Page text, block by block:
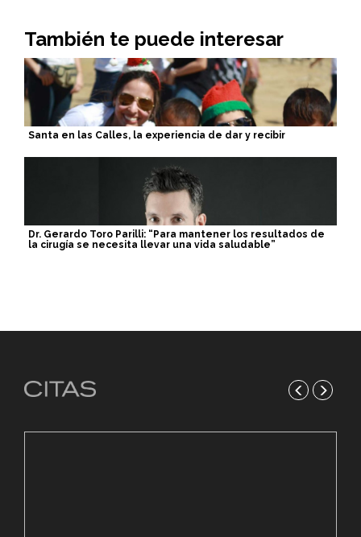
También te puede interesar
Santa en las Calles, la experiencia de dar y recibir
Dr. Gerardo Toro Parilli: “Para mantener los resultados de
la cirugía se necesita llevar una vida saludable”